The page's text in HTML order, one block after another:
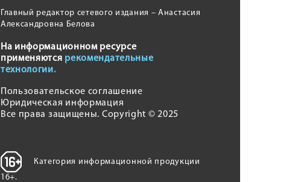
Главный редактор сетевого издания – Анастасия
Александровна Белова
На информационном ресурсе
применяются рекомендательные
технологии.
Пользовательское соглашение
Юридическая информация
Все права защищены. Copyright © 2025
Категория информационной продукции
16+.